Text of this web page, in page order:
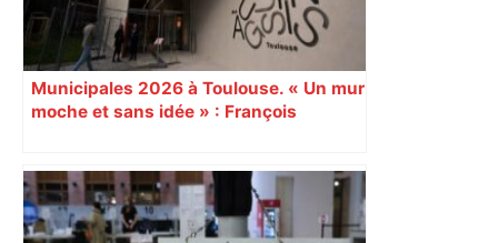
Municipales 2026 à Toulouse. « Un mur
moche et sans idée » : François
Augustins